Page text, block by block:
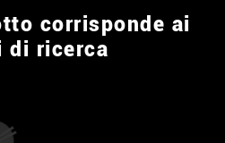
corrisponde ai
di ricerca